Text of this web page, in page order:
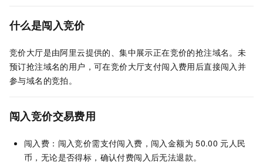
什么是闯入竞价
竞价大厅是由阿里云提供的、集中展示正在竞价的抢注域名。未
预订抢注域名的用户，可在竞价大厅支付闯入费用后直接闯入并
参与域名的竞拍。
闯入竞价交易费用
闯入费：闯入竞价需支付闯入费，闯入金额为 50.00 元人民
币，无论是否得标，确认付费闯入后无法退款。